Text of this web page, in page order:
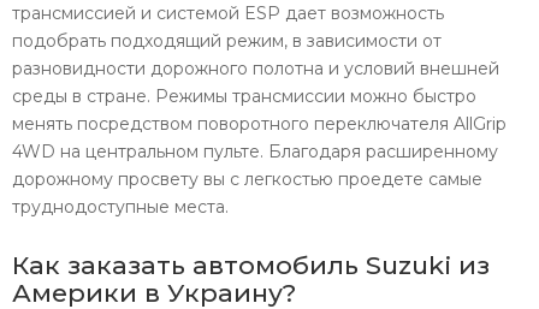
трансмиссией и системой ESP дает возможность
подобрать подходящий режим, в зависимости от
разновидности дорожного полотна и условий внешней
среды в стране. Режимы трансмиссии можно быстро
менять посредством поворотного переключателя AllGrip
4WD на центральном пульте. Благодаря расширенному
дорожному просвету вы с легкостью проедете самые
труднодоступные места.
Как заказать автомобиль Suzuki из
Америки в Украину?